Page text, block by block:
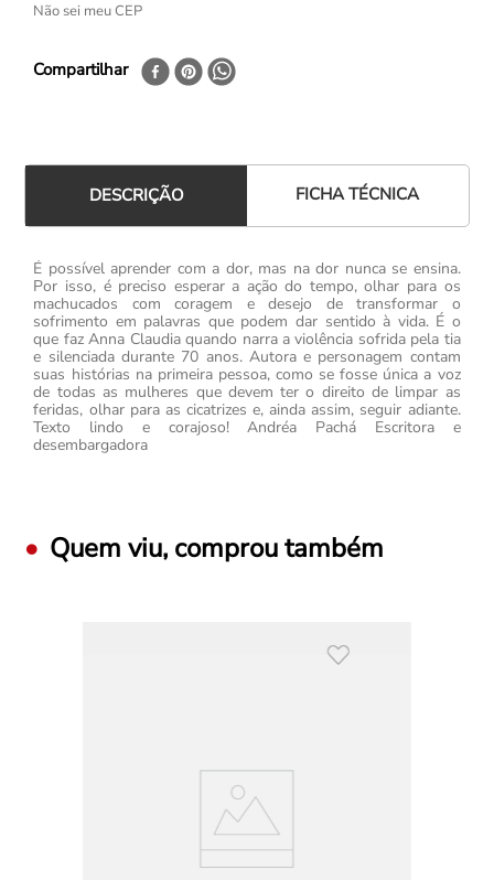
Não sei meu CEP
Compartilhar
DESCRIÇÃO FICHA TÉCNICA
É possível aprender com a dor, mas na dor nunca se ensina.
Por isso, é preciso esperar a ação do tempo, olhar para os
machucados com coragem e desejo de transformar o
sofrimento em palavras que podem dar sentido à vida. É o
que faz Anna Claudia quando narra a violência sofrida pela tia
e silenciada durante 70 anos. Autora e personagem contam
suas histórias na primeira pessoa, como se fosse única a voz
de todas as mulheres que devem ter o direito de limpar as
feridas, olhar para as cicatrizes e, ainda assim, seguir adiante.
Texto lindo e corajoso! Andréa Pachá Escritora e
desembargadora
Quem viu, comprou também